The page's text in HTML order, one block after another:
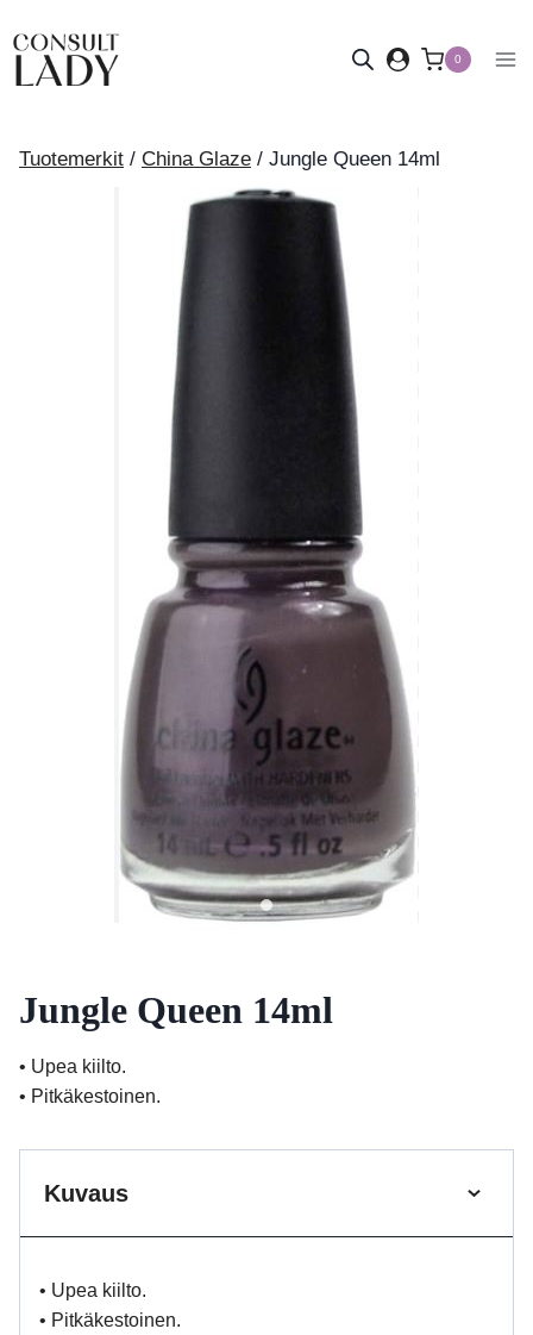
sisältöön
0
Tuotemerkit / China Glaze / Jungle Queen 14ml
Jungle Queen 14ml
• Upea kiilto.
• Pitkäkestoinen.
Kuvaus
• Upea kiilto.
• Pitkäkestoinen.